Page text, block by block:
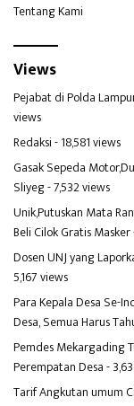
Tentang Kami
Views
Pejabat di Polda
views
Redaksi- 18,581 views
Gasak Sepeda
Sliyeg- 7,532 views
Unik,Putuskan Mata
Beli Cilok Gratis Masker
Dosen UNJ yang
5,167 views
Para Kepala Desa Se-
Desa, Semua Harus
Pemdes Mekargading
Perempatan Desa-
Tarif Angkutan umum